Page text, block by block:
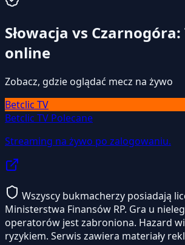
Słowacja vs
online
Zobacz, gdzie oglądać mecz na żywo
Betclic TV
Betclic TV Polecane
Streaming na żywo po zalogowaniu.
Wszyscy bukmacherzy posiadają
Ministerstwa Finansów RP. Gra u
operatorów jest zabroniona. Hazard
ryzykiem. Serwis zawiera materiały